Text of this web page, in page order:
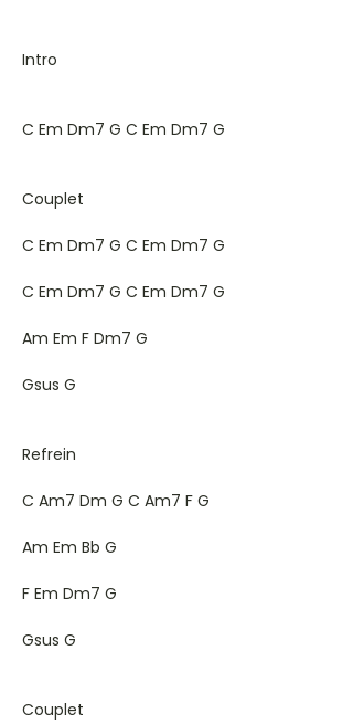
Intro
C Em Dm7 G C Em Dm7 G
Couplet
C Em Dm7 G C Em Dm7 G
C Em Dm7 G C Em Dm7 G
Am Em F Dm7 G
Gsus G
Refrein
C Am7 Dm G C Am7 F G
Am Em Bb G
F Em Dm7 G
Gsus G
Couplet